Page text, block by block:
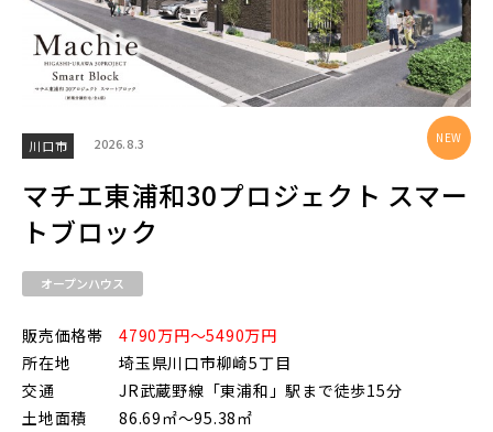
物件を検索する
JR
JR京浜東北線
JR埼京線
地図から探す
川口市 2026.8.3
マチエ東浦和30プロジェクト スマー
トブロック
オープンハウス
販売価格帯
4790万円～5490万円
所在地
埼玉県川口市柳崎5丁目
交通
JR武蔵野線「東浦和」駅まで徒歩15分
土地面積
86.69㎡～95.38㎡